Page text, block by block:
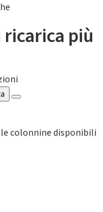
più
colonnine disponibili